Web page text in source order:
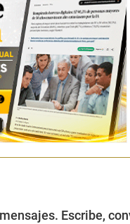
Escribe,